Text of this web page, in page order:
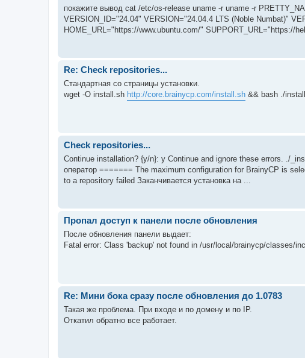
покажите вывод cat /etc/os-release uname -r uname -r
VERSION_ID="24.04" VERSION="24.04.4 LTS (Noble Numbat)"
HOME_URL="https://www.ubuntu.com/" SUPPORT_URL="https://
Re: Check repositories...
Стандартная со страницы установки.
wget -O install.sh http://core.brainycp.com/install.sh && bash ./
Check repositories...
Continue installation? {y/n}: y Continue and ignore these errors. ./
оператор ======= The maximum configuration for BrainyCP is
to a repository failed Заканчивается установка на ...
Пропал доступ к панели после обновления
После обновления панели выдает:
Fatal error: Class 'backup' not found in /usr/local/brainycp/classes/
Re: Мини бока сразу после обновления до 1.0783
Такая же проблема. При входе и по домену и по IP.
Откатил обратно все работает.